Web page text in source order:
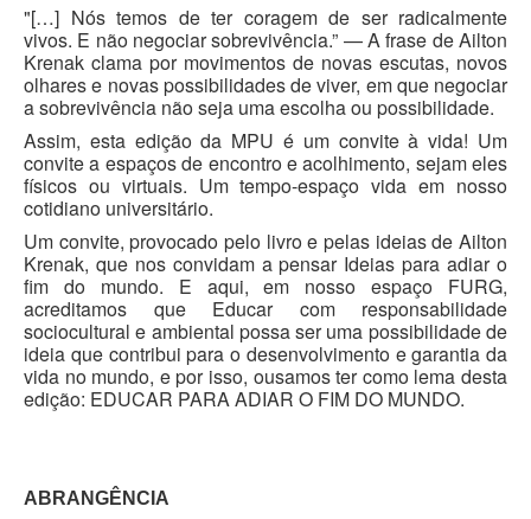
"[…] Nós temos de ter coragem de ser radicalmente
vivos. E não negociar sobrevivência.” —A frase de Ailton
Krenak clama por movimentos de novas escutas, novos
olhares e novas possibilidades de viver, em que negociar
a sobrevivência não seja uma escolha ou possibilidade.
Assim, esta edição da MPU é um convite à vida! Um
convite a espaços de encontro e acolhimento, sejam eles
físicos ou virtuais. Um tempo-espaço vida em nosso
cotidiano universitário.
Um convite, provocado pelo livro e pelas ideias de Ailton
Krenak, que nos convidam a pensar Ideias para adiar o
fim do mundo. E aqui, em nosso espaço FURG,
acreditamos que Educar com responsabilidade
sociocultural e ambiental possa ser uma possibilidade de
ideia que contribui para o desenvolvimento e garantia da
vida no mundo, e por isso, ousamos ter como lema desta
edição: EDUCAR PARA ADIAR O FIM DO MUNDO.
ABRANGÊNCIA